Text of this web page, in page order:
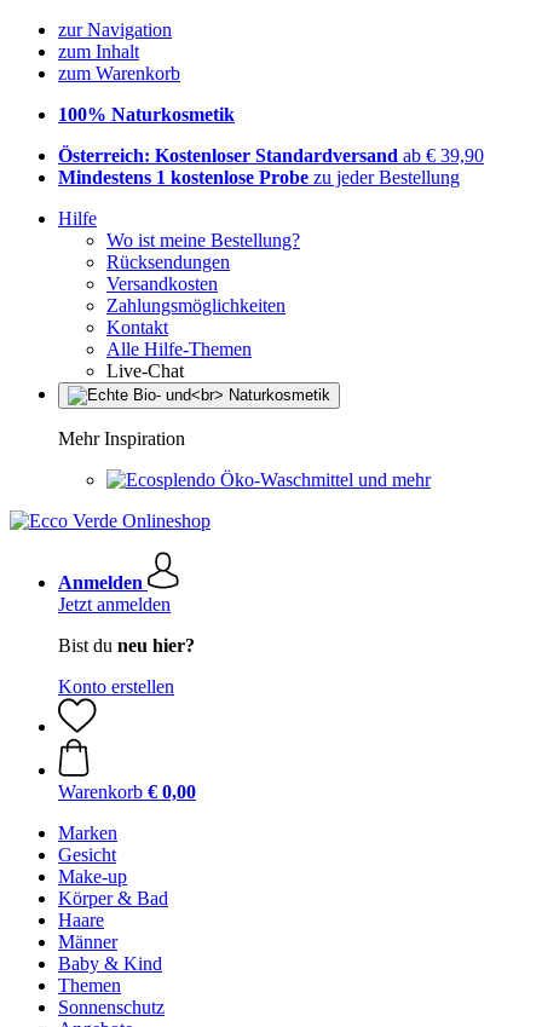
zur Navigation
zum Inhalt
zum Warenkorb
100% Naturkosmetik
Österreich: Kostenloser Standardversand ab € 39,90
Mindestens 1 kostenlose Probe zu jeder Bestellung
Hilfe
Wo ist meine Bestellung?
Rücksendungen
Versandkosten
Zahlungsmöglichkeiten
Kontakt
Alle Hilfe-Themen
Live-Chat
Mehr Inspiration
Öko-Waschmittel und mehr
Anmelden
Jetzt anmelden
Bist du neu hier?
Konto erstellen
Warenkorb € 0,00
Marken
Gesicht
Make-up
Körper & Bad
Haare
Männer
Baby & Kind
Themen
Sonnenschutz